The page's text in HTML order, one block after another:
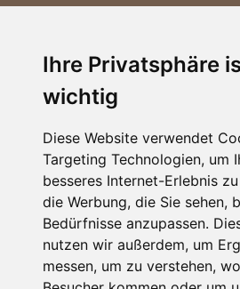
Ihre Privatsphäre
wichtig
Diese Website verwendet
Targeting Technologien, um
besseres Internet-Erlebnis
die Werbung, die Sie sehen,
Bedürfnisse anzupassen.
nutzen wir außerdem, um
messen, um zu verstehen,